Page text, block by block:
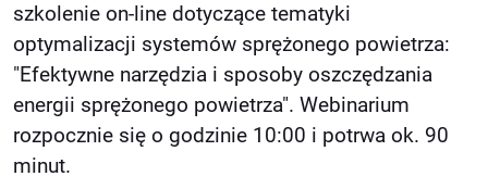
szkolenie on-line dotyczące tematyki
optymalizacji systemów sprężonego powietrza:
"Efektywne narzędzia i sposoby oszczędzania
energii sprężonego powietrza". Webinarium
rozpocznie się o godzinie 10:00 i potrwa ok. 90
minut.